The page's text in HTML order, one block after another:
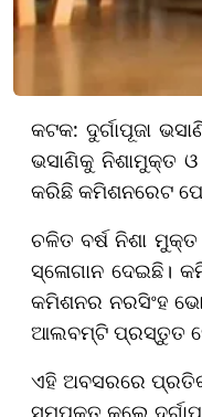
କଟକ: ଦୁର୍ଗାପୂଜା
ଭସାଣିକୁ ନିଶାମୁକ୍ତ
କରିଛି କମିଶନରେଟ
ଚଳିତ ବର୍ଷ ନିଶା
ସ୍ଳୋଗାନ ଦେଇଛି।
କମିଶନର ନରସିଂହ
ଆଲବମ୍‌ଟି ପ୍ରସ୍ତୁତ
ଏହି ଅବସରରେ